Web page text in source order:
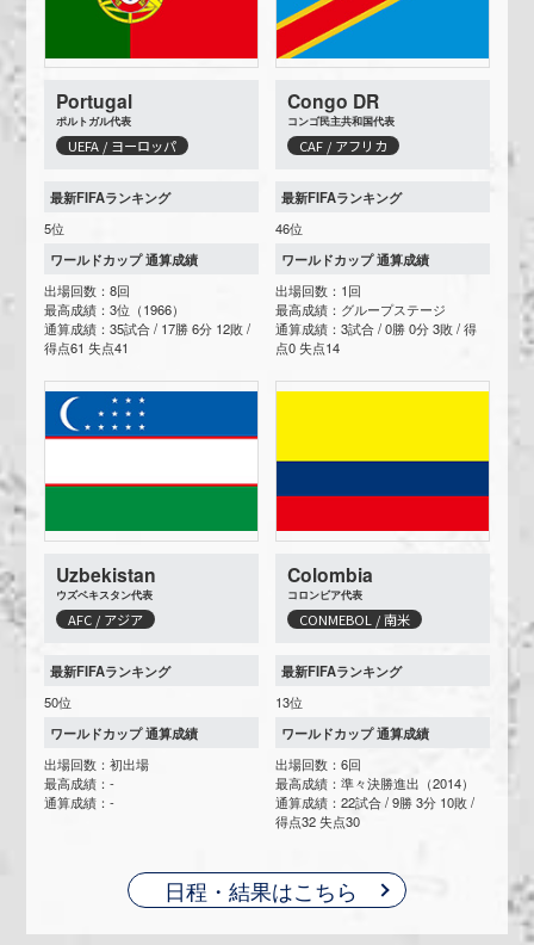
Portugal
ポルトガル代表
UEFA / ヨーロッパ
最新FIFAランキング
5位
ワールドカップ 通算成績
出場回数：8回
最高成績：3位（1966）
通算成績：35試合 / 17勝 6分 12敗 /
得点61 失点41
Congo DR
コンゴ民主共和国代表
CAF / アフリカ
最新FIFAランキング
46位
ワールドカップ 通算成績
出場回数：1回
最高成績：グループステージ
通算成績：3試合 / 0勝 0分 3敗 / 得
点0 失点14
Uzbekistan
ウズベキスタン代表
AFC / アジア
最新FIFAランキング
50位
ワールドカップ 通算成績
出場回数：初出場
最高成績：-
通算成績：-
Colombia
コロンビア代表
CONMEBOL / 南米
最新FIFAランキング
13位
ワールドカップ 通算成績
出場回数：6回
最高成績：準々決勝進出（2014）
通算成績：22試合 / 9勝 3分 10敗 /
得点32 失点30
日程・結果はこちら